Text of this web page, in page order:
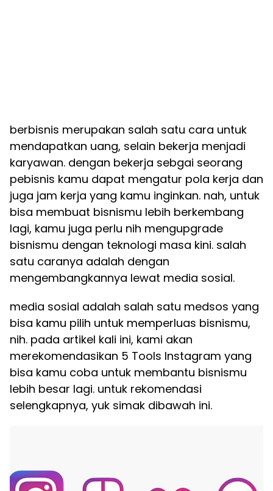
berbisnis merupakan salah satu cara untuk
mendapatkan uang, selain bekerja menjadi
karyawan. dengan bekerja sebgai seorang
pebisnis kamu dapat mengatur pola kerja dan
juga jam kerja yang kamu inginkan. nah, untuk
bisa membuat bisnismu lebih berkembang
lagi, kamu juga perlu nih mengupgrade
bisnismu dengan teknologi masa kini. salah
satu caranya adalah dengan
mengembangkannya lewat media sosial.
media sosial adalah salah satu medsos yang
bisa kamu pilih untuk memperluas bisnismu,
nih. pada artikel kali ini, kami akan
merekomendasikan 5 Tools Instagram yang
bisa kamu coba untuk membantu bisnismu
lebih besar lagi. untuk rekomendasi
selengkapnya, yuk simak dibawah ini.